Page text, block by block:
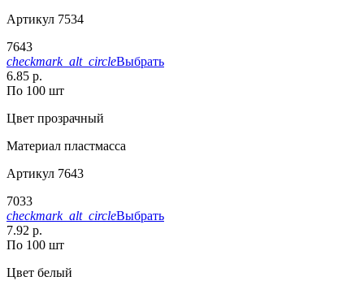
Артикул 7534
7643
checkmark_alt_circleВыбрать
6.85 р.
По 100 шт
Цвет прозрачный
Материал пластмасса
Артикул 7643
7033
checkmark_alt_circleВыбрать
7.92 р.
По 100 шт
Цвет белый